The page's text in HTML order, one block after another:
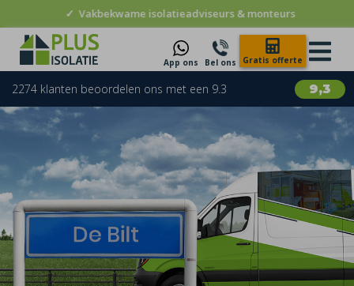
✓ Vakbekwame isolatieadviseurs & monteurs
App ons Bel ons Gratis offerte
9,3
2274 klanten beoordelen ons met een 9.3